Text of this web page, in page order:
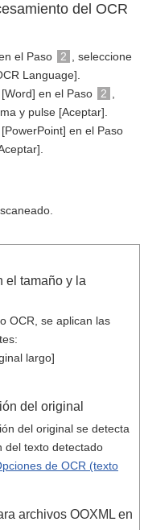
del OCR
el Paso 2
, seleccione
Language].
[Word] en el Paso 2
y pulse [Aceptar].
[PowerPoint] en el Paso
el tamaño y la
OCR, se aplican las
largo]
del original
del original se detecta
del texto detectado
de OCR (texto
archivos OOXML en